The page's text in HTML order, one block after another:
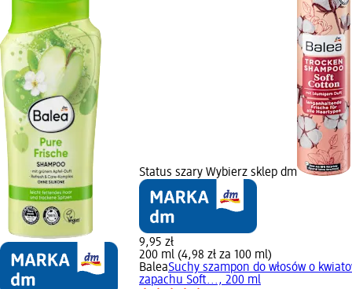
Status szary Wybierz sklep dm
9,95 zł
200 ml (4,98 zł za 100 ml)
BaleaSuchy szampon do włosów o
zapachu Soft..., 200 ml